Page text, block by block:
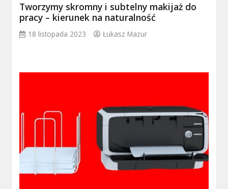
Tworzymy skromny i subtelny makijaż do
pracy – kierunek na naturalność
18 listopada 2023 Łukasz Mazur